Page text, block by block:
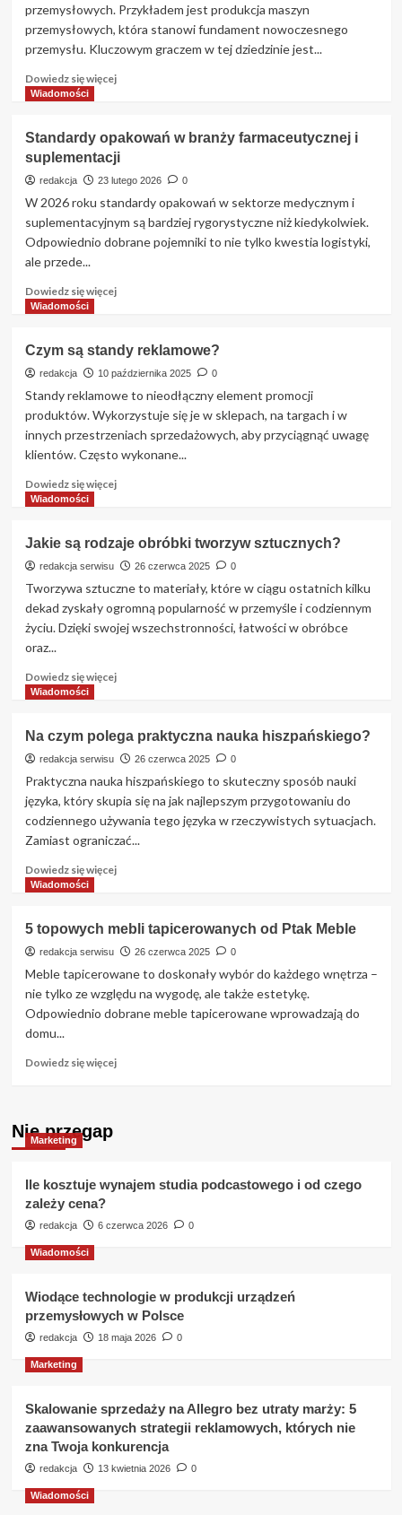
przemysłowych. Przykładem jest produkcja maszyn
przemysłowych, która stanowi fundament nowoczesnego
przemysłu. Kluczowym graczem w tej dziedzinie jest...
Dowiedz się więcejDowiedz
Wiodące
technologie
w
urządzeń
przemysłowych
w
Wiadomości
Standardy opakowań w branży farmaceutycznej i
suplementacji
redakcja 23 lutego 2026 0
W 2026 roku standardy opakowań w sektorze medycznym i
suplementacyjnym są bardziej rygorystyczne niż kiedykolwiek.
Odpowiednio dobrane pojemniki to nie tylko kwestia logistyki,
ale przede...
Dowiedz się więcejDowiedz
Standardy
opakowań
farmaceutycznej
i
suplementacji
Wiadomości
Czym są standy reklamowe?
redakcja 10 października 2025 0
Standy reklamowe to nieodłączny element promocji
produktów. Wykorzystuje się je w sklepach, na targach i w
innych przestrzeniach sprzedażowych, aby przyciągnąć uwagę
klientów. Często wykonane...
Dowiedz się więcejDowiedz
Czym
są
standy
Wiadomości
Jakie są rodzaje obróbki tworzyw sztucznych?
redakcja serwisu 26 czerwca 2025 0
Tworzywa sztuczne to materiały, które w ciągu ostatnich kilku
dekad zyskały ogromną popularność w przemyśle i codziennym
życiu. Dzięki swojej wszechstronności, łatwości w obróbce
oraz...
Dowiedz się więcejDowiedz
Jakie
są
rodzaje
tworzyw
sztucznych?
Wiadomości
Na czym polega praktyczna nauka hiszpańskiego?
redakcja serwisu 26 czerwca 2025 0
Praktyczna nauka hiszpańskiego to skuteczny sposób nauki
języka, który skupia się na jak najlepszym przygotowaniu do
codziennego używania tego języka w rzeczywistych sytuacjach.
Zamiast ograniczać...
Dowiedz się więcejDowiedz
Na
czym
polega
nauka
hiszpańskiego?
Wiadomości
5 topowych mebli tapicerowanych od Ptak Meble
redakcja serwisu 26 czerwca 2025 0
Meble tapicerowane to doskonały wybór do każdego wnętrza –
nie tylko ze względu na wygodę, ale także estetykę.
Odpowiednio dobrane meble tapicerowane wprowadzają do
domu...
Dowiedz się więcejDowiedz
tapicerowanych
Meble
Nie przegap
Marketing
Ile kosztuje wynajem studia podcastowego i od czego
zależy cena?
redakcja 6 czerwca 2026 0
Wiadomości
Wiodące technologie w produkcji urządzeń
przemysłowych w Polsce
redakcja 18 maja 2026 0
Marketing
Skalowanie sprzedaży na Allegro bez utraty marży: 5
zaawansowanych strategii reklamowych, których nie
zna Twoja konkurencja
redakcja 13 kwietnia 2026 0
Wiadomości